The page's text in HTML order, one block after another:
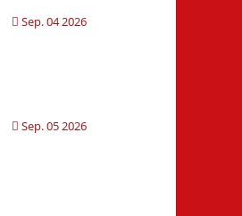
Sep. 04 2026
Sep. 05 2026